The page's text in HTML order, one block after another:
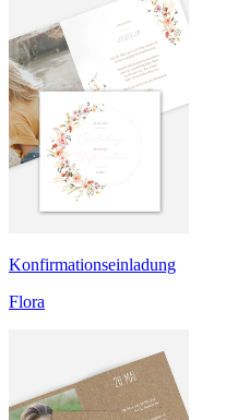
Konfirmationseinladung
Flora